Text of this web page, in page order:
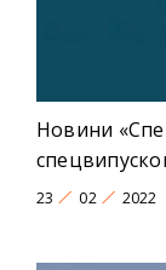
Новини
23 02 2022